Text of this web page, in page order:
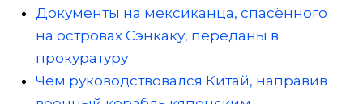
Документы на мексиканца, спасённого
на островах Сэнкаку, переданы в
прокуратуру
Чем руководствовался Китай, направив